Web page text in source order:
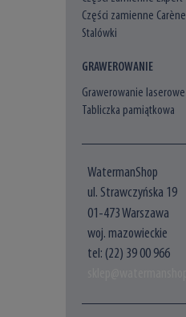
Części zamienne Carène
Stalówki
GRAWEROWANIE
Grawerowanie laserowe
Tabliczka pamiątkowa
WatermanShop
ul. Strawczyńska 19
01-473 Warszawa
woj. mazowieckie
tel: (22) 39 00 966